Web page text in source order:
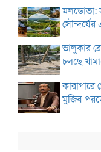
মলডোভা:
ভালুকার
চলছে
কারাগারে
মুজিব